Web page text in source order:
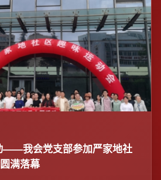
——我会党支部参加严家地社
满落幕